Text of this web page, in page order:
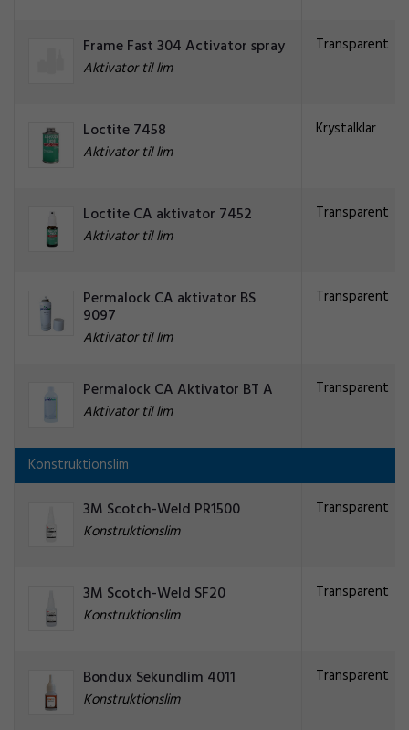
Frame Fast 304 Activator spray
Aktivator til lim
Transparent
Loctite 7458
Aktivator til lim
Krystalklar
Loctite CA aktivator 7452
Aktivator til lim
Transparent
Permalock CA aktivator BS
9097
Aktivator til lim
Transparent
Permalock CA Aktivator BT A
Aktivator til lim
Transparent
Konstruktionslim
3M Scotch-Weld PR1500
Konstruktionslim
Transparent
3M Scotch-Weld SF20
Konstruktionslim
Transparent
Bondux Sekundlim 4011
Konstruktionslim
Transparent